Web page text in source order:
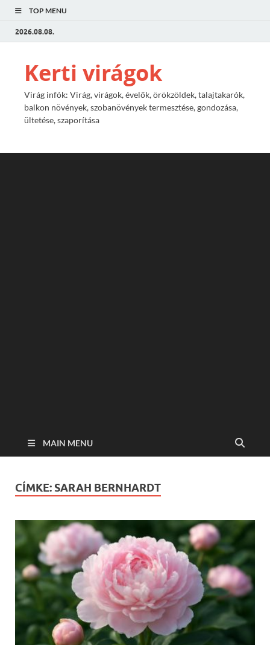
TOP MENU
2026.08.08.
Kerti virágok
Virág infók: Virág, virágok, évelők, örökzöldek, talajtakarók,
balkon növények, szobanövények termesztése, gondozása,
ültetése, szaporítása
MAIN MENU
CÍMKE: SARAH BERNHARDT